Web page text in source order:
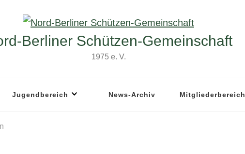
Berliner Schützen-Gemeinschaft
1975 e. V.
Jugendbereich News-Archiv Mitgliederbereich